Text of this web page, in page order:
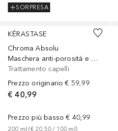
SORPRESA
KÉRASTASE
Chroma Absolu
Maschera anti-porosità e nutriente per tutti i tipi di capelli colorati
Trattamento capelli
Prezzo originario € 59,99
€ 40,99
Prezzo più basso € 40,99
200 ml (€ 20,50 / 100 ml )